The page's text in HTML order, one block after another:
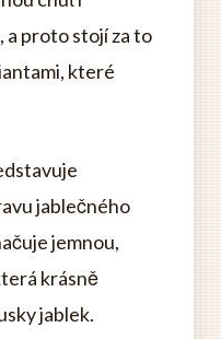
a proto stojí za to
které
jablečného
jemnou,
krásně
jablek.